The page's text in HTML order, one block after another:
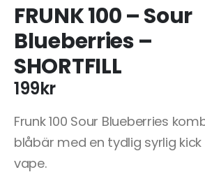
FRUNK 100 – Sour
Blueberries –
SHORTFILL
199kr
Frunk 100 Sour Blueberries
blåbär med en tydlig syrlig
vape.